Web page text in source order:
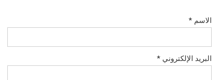
الاسم *
البريد الإلكتروني *